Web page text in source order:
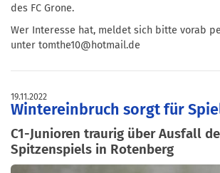
des FC Grone.
Wer Interesse hat, meldet sich bitte vorab
unter tomthe10@hotmail.de
19.11.2022
Wintereinbruch sorgt für
C1-Junioren traurig über Ausfall
Spitzenspiels in Rotenberg